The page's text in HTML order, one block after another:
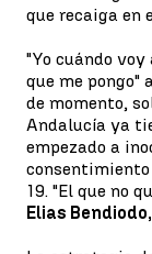
que recaiga en
"Yo cuándo
que me pongo"
de momento,
Andalucía ya
empezado a
19. "El que no
Elias